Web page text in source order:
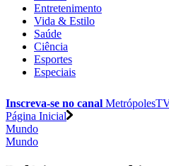
Entretenimento
Vida & Estilo
Saúde
Ciência
Esportes
Especiais
Inscreva-se no canal
Página Inicial
Mundo
Mundo